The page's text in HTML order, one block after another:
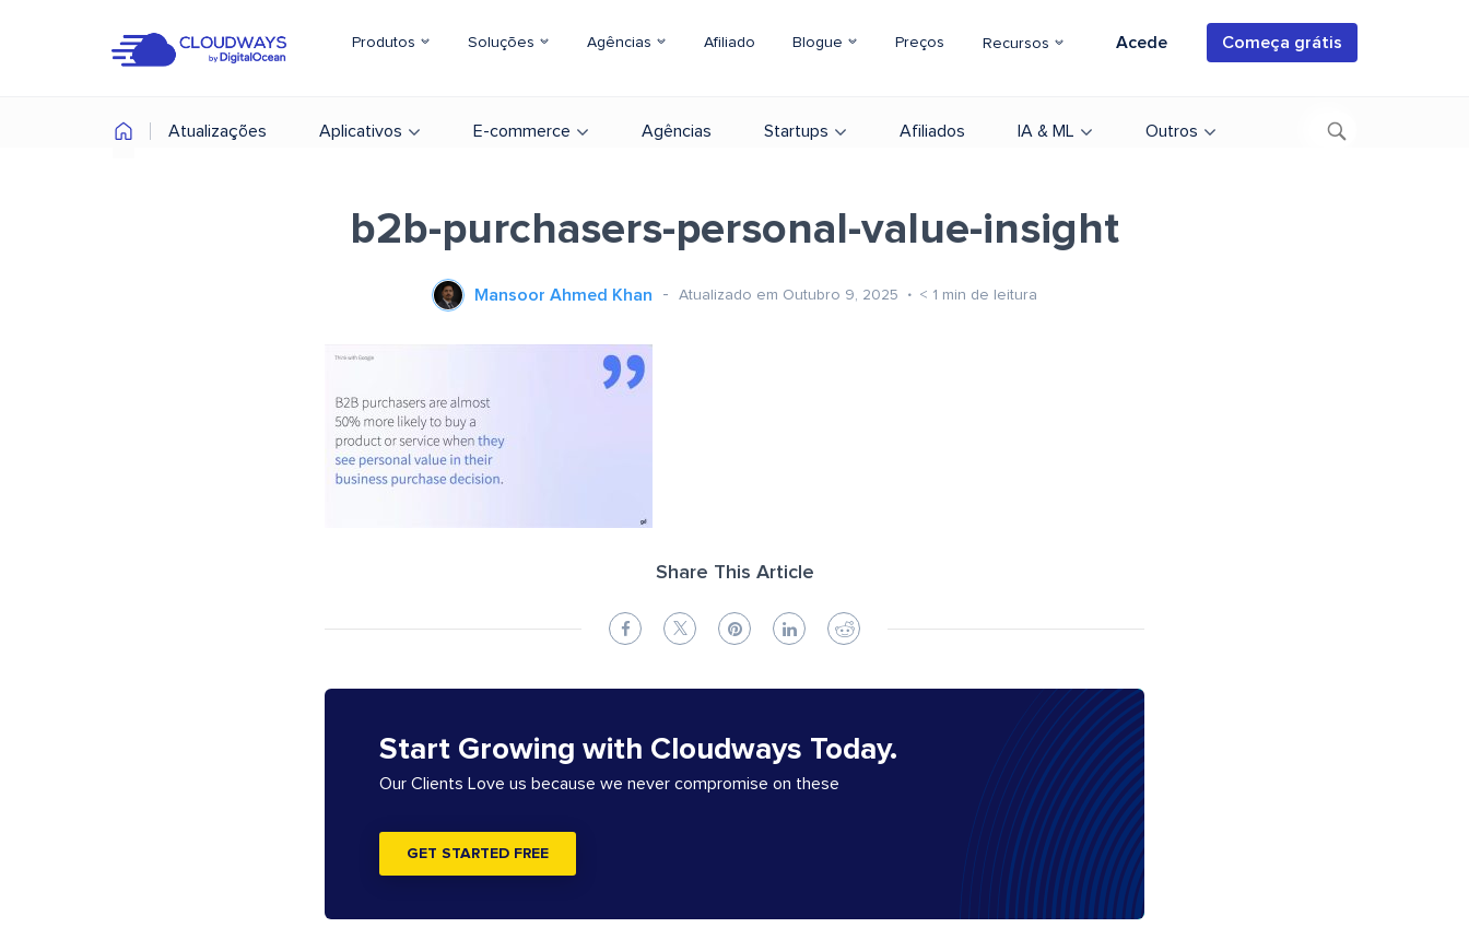
Produtos Soluções Agências Afiliado Blogue Preços Recursos Acede Começa grátis
Atualizações Aplicativos E-commerce Agências Startups Afiliados IA & ML Outros
b2b-purchasers-personal-value-insight
Mansoor Ahmed Khan Atualizado em Outubro 9, 2025 < 1 min de leitura
Share This Article
Start Growing with Cloudways Today.
Our Clients Love us because we never compromise on these
GET STARTED FREE